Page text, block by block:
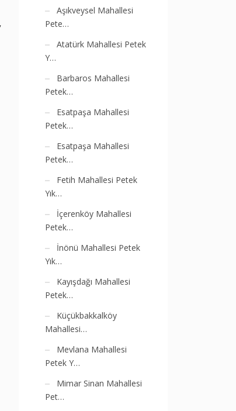
Aşıkveysel Mahallesi
Pete…
Atatürk Mahallesi Petek
Y…
Barbaros Mahallesi
Petek…
Esatpaşa Mahallesi
Petek…
Esatpaşa Mahallesi
Petek…
Fetih Mahallesi Petek
Yık…
İçerenköy Mahallesi
Petek…
İnönü Mahallesi Petek
Yık…
Kayışdağı Mahallesi
Petek…
Küçükbakkalköy
Mahallesi…
Mevlana Mahallesi
Petek Y…
Mimar Sinan Mahallesi
Pet…